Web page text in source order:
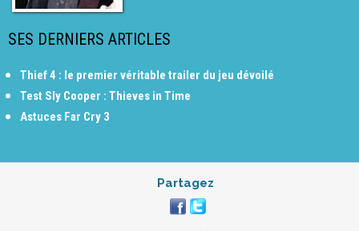
SES DERNIERS ARTICLES
Thief 4 : le premier véritable trailer du jeu dévoilé
Test Sly Cooper : Thieves in Time
Astuces Far Cry 3
Partagez